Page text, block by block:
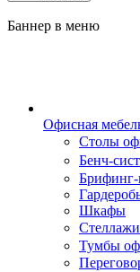
Баннер в меню
Офисная
Cтолы
Бенч-
Брифинг-
Шкафы
Стеллажи
Тумбы